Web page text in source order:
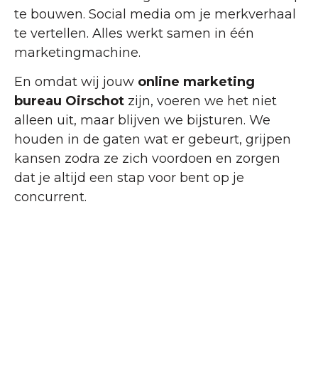
te bouwen. Social media om je merkverhaal
te vertellen. Alles werkt samen in één
marketingmachine.
En omdat wij jouw online marketing
bureau Oirschot zijn, voeren we het niet
alleen uit, maar blijven we bijsturen. We
houden in de gaten wat er gebeurt, grijpen
kansen zodra ze zich voordoen en zorgen
dat je altijd een stap voor bent op je
concurrent.